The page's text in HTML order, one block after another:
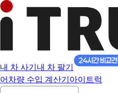
내 차 사기 내 차 팔기
어 차량 수입 계산기 아이트럭